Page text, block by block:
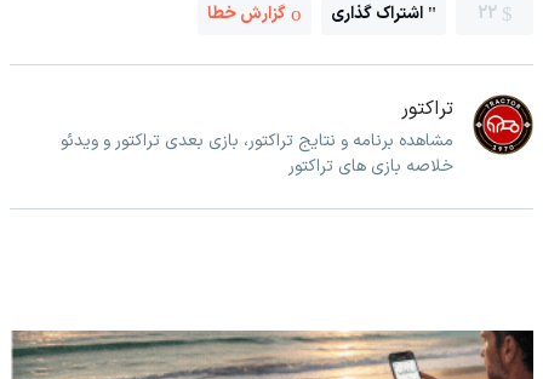
22 اشتراک گذاری گزارش خطا
تراکتور
مشاهده برنامه و نتایج تراکتور، بازی بعدی تراکتور و ویدئو
خلاصه بازی های تراکتور